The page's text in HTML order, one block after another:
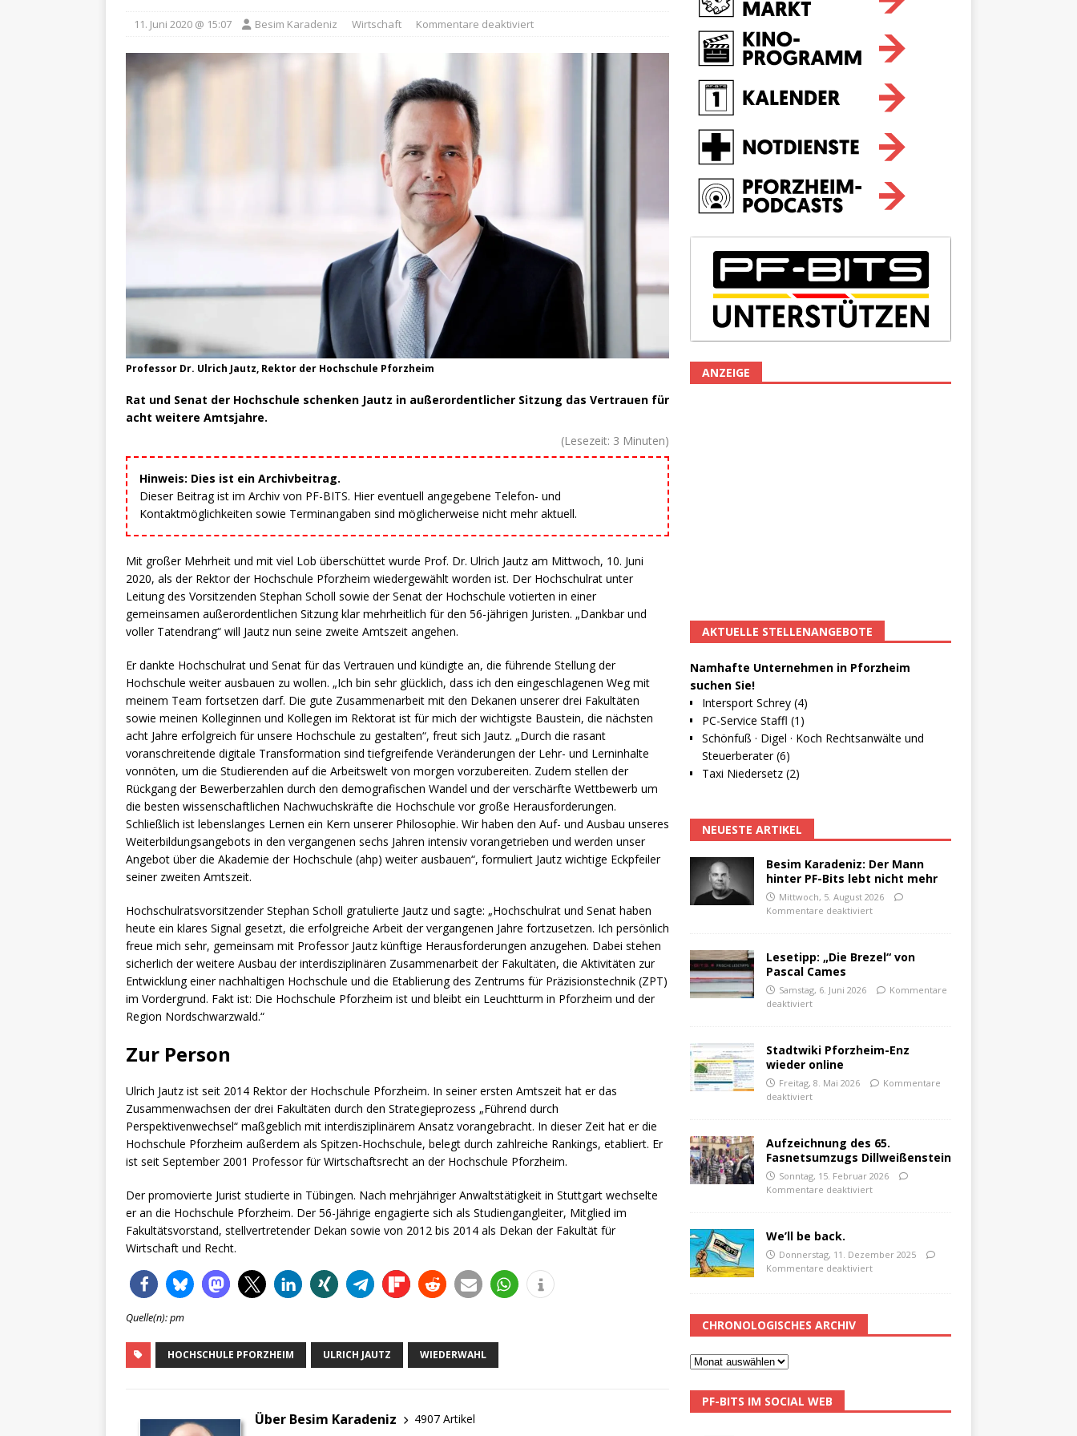
11. Juni 2020 @ 15:07 Besim Karadeniz Wirtschaft Kommentare deaktiviert
Professor Dr. Ulrich Jautz, Rektor der Hochschule Pforzheim
Rat und Senat der Hochschule schenken Jautz in außerordentlicher Sitzung das Vertrauen für
acht weitere Amtsjahre.
(Lesezeit: 3 Minuten)
Hinweis: Dies ist ein Archivbeitrag.
Dieser Beitrag ist im Archiv von PF-BITS. Hier eventuell angegebene Telefon- und
Kontaktmöglichkeiten sowie Terminangaben sind möglicherweise nicht mehr aktuell.
Mit großer Mehrheit und mit viel Lob überschüttet wurde Prof. Dr. Ulrich Jautz am Mittwoch, 10. Juni
2020, als der Rektor der Hochschule Pforzheim wiedergewählt worden ist. Der Hochschulrat unter
Leitung des Vorsitzenden Stephan Scholl sowie der Senat der Hochschule votierten in einer
gemeinsamen außerordentlichen Sitzung klar mehrheitlich für den 56-jährigen Juristen. „Dankbar und
voller Tatendrang“ will Jautz nun seine zweite Amtszeit angehen.
Er dankte Hochschulrat und Senat für das Vertrauen und kündigte an, die führende Stellung der
Hochschule weiter ausbauen zu wollen. „Ich bin sehr glücklich, dass ich den eingeschlagenen Weg mit
meinem Team fortsetzen darf. Die gute Zusammenarbeit mit den Dekanen unserer drei Fakultäten
sowie meinen Kolleginnen und Kollegen im Rektorat ist für mich der wichtigste Baustein, die nächsten
acht Jahre erfolgreich für unsere Hochschule zu gestalten“, freut sich Jautz. „Durch die rasant
voranschreitende digitale Transformation sind tiefgreifende Veränderungen der Lehr- und Lerninhalte
vonnöten, um die Studierenden auf die Arbeitswelt von morgen vorzubereiten. Zudem stellen der
Rückgang der Bewerberzahlen durch den demografischen Wandel und der verschärfte Wettbewerb um
die besten wissenschaftlichen Nachwuchskräfte die Hochschule vor große Herausforderungen.
Schließlich ist lebenslanges Lernen ein Kern unserer Philosophie. Wir haben den Auf- und Ausbau unseres
Weiterbildungsangebots in den vergangenen sechs Jahren intensiv vorangetrieben und werden unser
Angebot über die Akademie der Hochschule (ahp) weiter ausbauen“, formuliert Jautz wichtige Eckpfeiler
seiner zweiten Amtszeit.
Hochschulratsvorsitzender Stephan Scholl gratulierte Jautz und sagte: „Hochschulrat und Senat haben
heute ein klares Signal gesetzt, die erfolgreiche Arbeit der vergangenen Jahre fortzusetzen. Ich persönlich
freue mich sehr, gemeinsam mit Professor Jautz künftige Herausforderungen anzugehen. Dabei stehen
sicherlich der weitere Ausbau der interdisziplinären Zusammenarbeit der Fakultäten, die Aktivitäten zur
Entwicklung einer nachhaltigen Hochschule und die Etablierung des Zentrums für Präzisionstechnik (ZPT)
im Vordergrund. Fakt ist: Die Hochschule Pforzheim ist und bleibt ein Leuchtturm in Pforzheim und der
Region Nordschwarzwald.“
Zur Person
Ulrich Jautz ist seit 2014 Rektor der Hochschule Pforzheim. In seiner ersten Amtszeit hat er das
Zusammenwachsen der drei Fakultäten durch den Strategieprozess „Führend durch
Perspektivenwechsel“ maßgeblich mit interdisziplinärem Ansatz vorangebracht. In dieser Zeit hat er die
Hochschule Pforzheim außerdem als Spitzen-Hochschule, belegt durch zahlreiche Rankings, etabliert. Er
ist seit September 2001 Professor für Wirtschaftsrecht an der Hochschule Pforzheim.
Der promovierte Jurist studierte in Tübingen. Nach mehrjähriger Anwaltstätigkeit in Stuttgart wechselte
er an die Hochschule Pforzheim. Der 56-Jährige engagierte sich als Studiengangleiter, Mitglied im
Fakultätsvorstand, stellvertretender Dekan sowie von 2012 bis 2014 als Dekan der Fakultät für
Wirtschaft und Recht.
Quelle(n): pm
HOCHSCHULE PFORZHEIM ULRICH JAUTZ WIEDERWAHL
Über Besim Karadeniz
4907 Artikel
ANZEIGE
AKTUELLE STELLENANGEBOTE
Namhafte Unternehmen in Pforzheim
suchen Sie!
Intersport Schrey (4)
PC-Service Staffl (1)
Schönfuß · Digel · Koch Rechtsanwälte und
Steuerberater (6)
Taxi Niedersetz (2)
NEUESTE ARTIKEL
Besim Karadeniz: Der Mann
hinter PF-Bits lebt nicht mehr
Mittwoch, 5. August 2026
Kommentare deaktiviert
Lesetipp: „Die Brezel“ von
Pascal Cames
Samstag, 6. Juni 2026
Kommentare
deaktiviert
Stadtwiki Pforzheim-Enz
wieder online
Freitag, 8. Mai 2026
Kommentare
deaktiviert
Aufzeichnung des 65.
Fasnetsumzugs Dillweißenstein
Sonntag, 15. Februar 2026
Kommentare deaktiviert
We’ll be back.
Donnerstag, 11. Dezember 2025
Kommentare deaktiviert
CHRONOLOGISCHES ARCHIV
PF-BITS IM SOCIAL WEB